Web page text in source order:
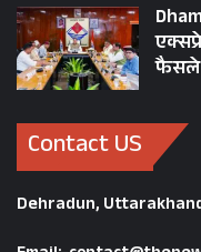
फैसले
Contact US
Dehradun,